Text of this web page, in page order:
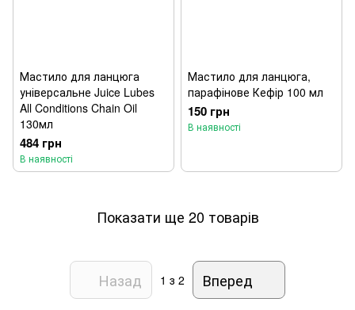
Мастило для ланцюга
універсальне Juice Lubes
All Conditions Chain Oil
130мл
484 грн
В наявності
Мастило для ланцюга,
парафінове Кефір 100 мл
150 грн
В наявності
Показати ще 20 товарів
Назад 1 з 2 Вперед